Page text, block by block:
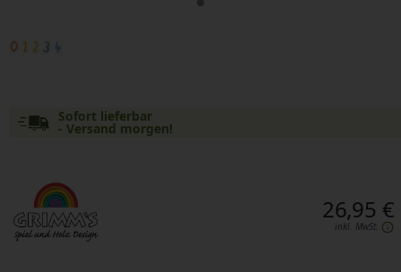
Sofort lieferbar
- Versand morgen!
26,95 €
inkl. MwSt.